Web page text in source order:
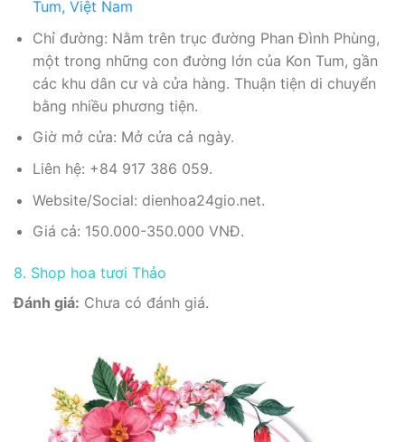
Tum, Việt Nam
Chỉ đường: Nằm trên trục đường Phan Đình Phùng,
một trong những con đường lớn của Kon Tum, gần
các khu dân cư và cửa hàng. Thuận tiện di chuyển
bằng nhiều phương tiện.
Giờ mở cửa: Mở cửa cả ngày.
Liên hệ: +84 917 386 059.
Website/Social: dienhoa24gio.net.
Giá cả: 150.000-350.000 VNĐ.
8. Shop hoa tươi Thảo
Đánh giá: Chưa có đánh giá.